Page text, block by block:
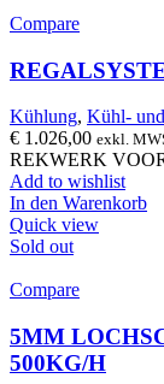
Compare
Kühlung, Kühl-
€ 1.026,00 exkl.
REKWERK
Add to wishlist
In den Warenkorb
Quick view
Sold out
Compare
5MM
500KG/H